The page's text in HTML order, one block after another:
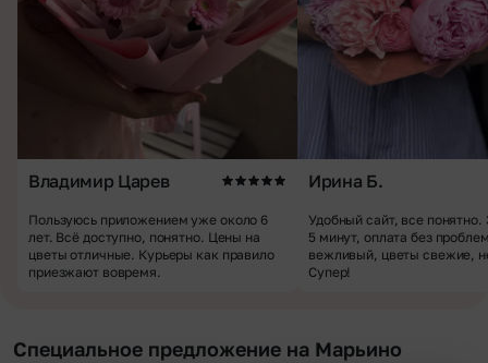
Владимир Царев
Пользуюсь приложением уже около 6
лет. Всё доступно, понятно. Цены на
цветы отличные. Курьеры как правило
приезжают вовремя.
Ирина Б.
Удобный сайт, все понятно.
5 минут, оплата без
вежливый, цветы свежие,
Супер!
Специальное предложение на Марьино